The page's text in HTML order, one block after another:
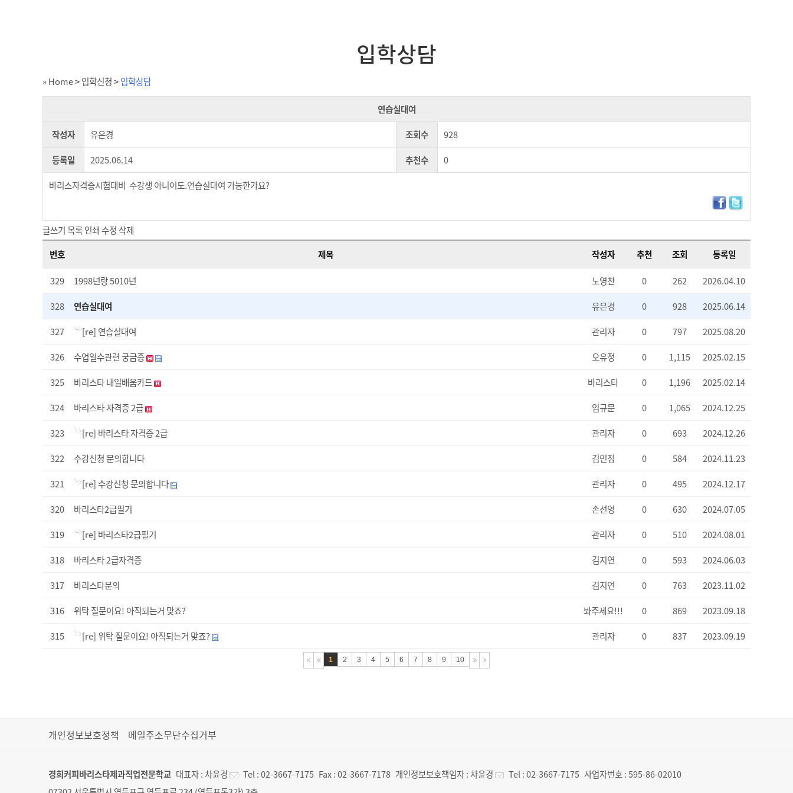
입학상담
» Home>입학신청>입학상담
연습실대여
작성자
유은경 조회수
928
등록일
2025.06.14 추천수
0
바리스자격증시험대비 수강생 아니어도.연습실대여 가능한가요?
글쓰기목록인쇄수정 삭제
번호
제목 작성자 추천 조회 등록일
329 1998년랑 5010년 노영찬 0 262
2026.04.10
328
연습실대여 유은경 0 928
2025.06.14
327
[re] 연습실대여 관리자 0 797
2025.08.20
326
수업일수관련 궁금증 오유정 0 1,115
2025.02.15
325
바리스타 내일배움카드 바리스타 0 1,196
2025.02.14
324
바리스타 자격증 2급 임규문 0 1,065
2024.12.25
323
[re] 바리스타 자격증 2급 관리자 0 693
2024.12.26
322
수강신청 문의합니다 김민정 0 584
2024.11.23
321
[re] 수강신청 문의합니다 관리자 0 495
2024.12.17
320
바리스타2급필기 손선영 0 630
2024.07.05
319
[re] 바리스타2급필기 관리자 0 510
2024.08.01
318
바리스타 2급자격증 김지연 0 593
2024.06.03
317
바리스타문의 김지연 0 763
2023.11.02
316
위탁 질문이요! 아직되는거 맞죠? 봐주세요!!! 0 869
2023.09.18
315
[re] 위탁 질문이요! 아직되는거 맞죠? 관리자 0 837 2023.09.19
1 2 3 4 5 6 7 8 9 10
개인정보보호정책 메일주소무단수집거부
경희커피바리스타제과직업전문학교 대표자 : 차윤경 Tel :02-3667-7175 Fax :02-3667-7178 개인정보보호책임자 : 차윤경 Tel :02-3667-7175 사업자번호 :595-86-02010